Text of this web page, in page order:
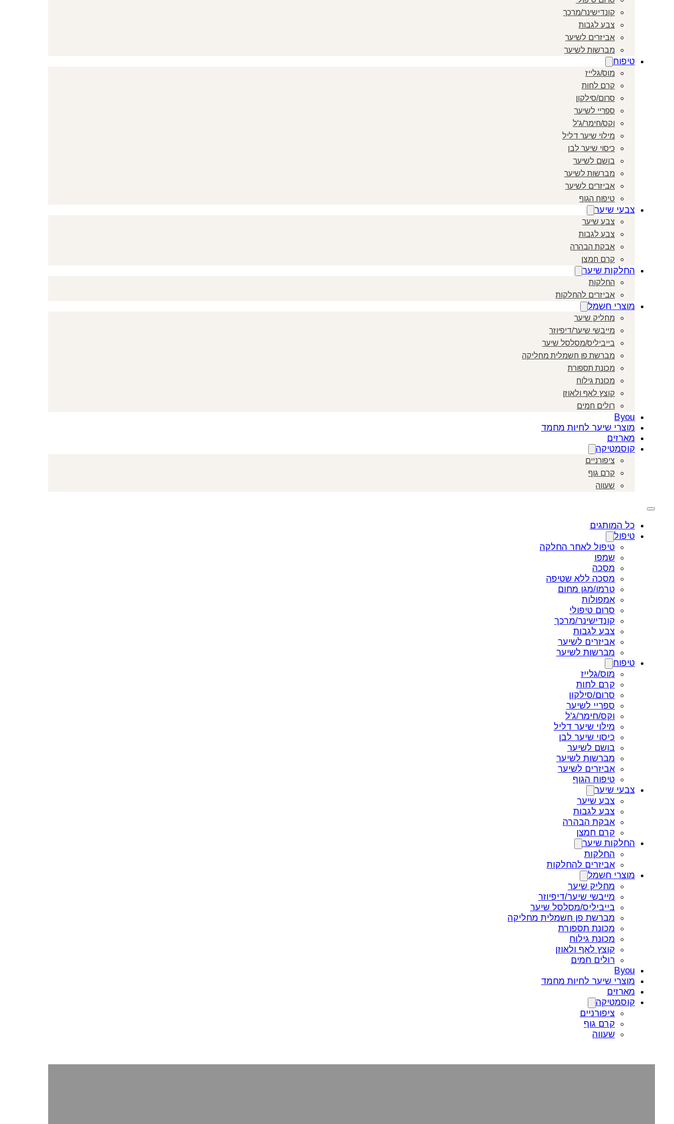
קונדישינר/מרכך
צבע לגבות
אביזרים לשיער
מברשות לשיער
טיפוח
מוס/גלייז
קרם לחות
סרום/סילקון
ספריי לשיער
וקס/חימר/ג'ל
מילוי שיער דליל
כיסוי שיער לבן
בושם לשיער
מברשות לשיער
אביזרים לשיער
טיפוח הגוף
צבעי שיער
צבע שיער
צבע לגבות
אבקת הבהרה
קרם חמצן
החלקות שיער
החלקות
אביזרים להחלקות
מוצרי חשמל
מחליק שיער
מייבשי שיער/דיפיוזר
בייביליס/מסלסל שיער
מברשת פן חשמלית מחליקה
מכונת תספורת
מכונת גילוח
קוצץ לאף ולאוזן
רולים חמים
Byou
מוצרי שיער לחיות מחמד
מארזים
קוסמטיקה
ציפורניים
קרם גוף
שעווה
כל המותגים
טיפול
טיפול לאחר החלקה
שמפו
מסכה
מסכה ללא שטיפה
טרמו/מגן מחום
אמפולות
סרום טיפולי
קונדישינר/מרכך
צבע לגבות
אביזרים לשיער
מברשות לשיער
טיפוח
מוס/גלייז
קרם לחות
סרום/סילקון
ספריי לשיער
וקס/חימר/ג'ל
מילוי שיער דליל
כיסוי שיער לבן
בושם לשיער
מברשות לשיער
אביזרים לשיער
טיפוח הגוף
צבעי שיער
צבע שיער
צבע לגבות
אבקת הבהרה
קרם חמצן
החלקות שיער
החלקות
אביזרים להחלקות
מוצרי חשמל
מחליק שיער
מייבשי שיער/דיפיוזר
בייביליס/מסלסל שיער
מברשת פן חשמלית מחליקה
מכונת תספורת
מכונת גילוח
קוצץ לאף ולאוזן
רולים חמים
Byou
מוצרי שיער לחיות מחמד
מארזים
קוסמטיקה
ציפורניים
קרם גוף
שעווה